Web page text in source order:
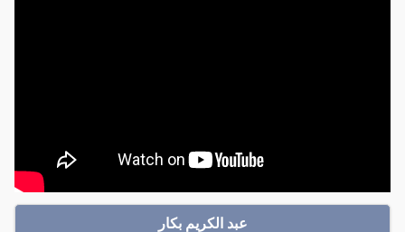
عبد الكريم بكار